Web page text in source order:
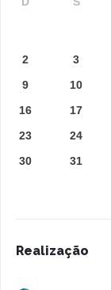
2
3
9
10
16
17
23
24
30
31
Realização